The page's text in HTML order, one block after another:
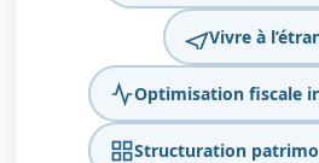
Vivre à
Optimisation fiscale
Structuration